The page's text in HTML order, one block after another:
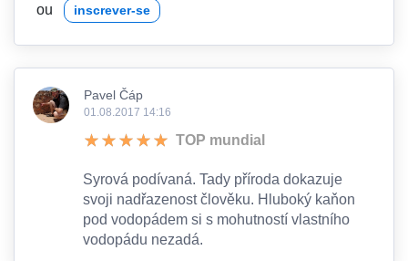
ou inscrever-se
Pavel Čáp
01.08.2017 14:16
TOP mundial
Syrová podívaná. Tady příroda dokazuje
svoji nadřazenost člověku. Hluboký kaňon
pod vodopádem si s mohutností vlastního
vodopádu nezadá.